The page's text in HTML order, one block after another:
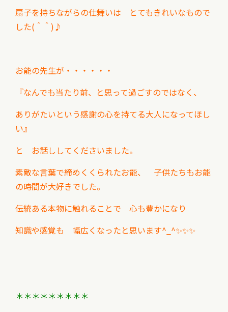
扇子を持ちながらの仕舞いは とてもきれいなもので
した(＾＾)♪
お能の先生が・・・・・・
『なんでも当たり前、と思って過ごすのではなく、
ありがたいという感謝の心を持てる大人になってほし
い』
と お話ししてくださいました。
素敵な言葉で締めくくられたお能、 子供たちもお能
の時間が大好きでした。
伝統ある本物に触れることで 心も豊かになり
知識や感覚も 幅広くなったと思います^_^✨✨✨
＊＊＊＊＊＊＊＊＊